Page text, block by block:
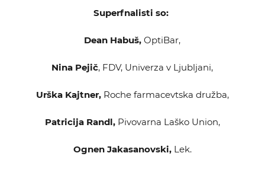
Superfnalisti so:
Dean Habuš,OptiBar,
Nina Pejič, FDV, Univerza v Ljubljani,
Urška Kajtner, Roche farmacevtska družba,
Patricija Randl, Pivovarna Laško Union,
Ognen Jakasanovski, Lek.